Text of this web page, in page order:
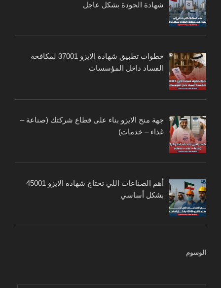
شهادة الجودة بشكل عاجل
خطوات تطبيق شهادة الايزو 37001 لمكافحة
الفساد داخل المؤسسات
جهة منح الايزو بناء على قطاع شركتك (صناعة –
غذاء – خدمات)
أهم الصناعات اللي تحتاج شهادة الايزو 45001
بشكل أساسي
الوسوم